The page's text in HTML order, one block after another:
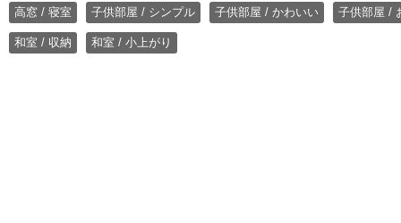
高窓 / 寝室 子供部屋 / シンプル 子供部屋 / かわいい 子供部屋 /
和室 / 収納 和室 / 小上がり